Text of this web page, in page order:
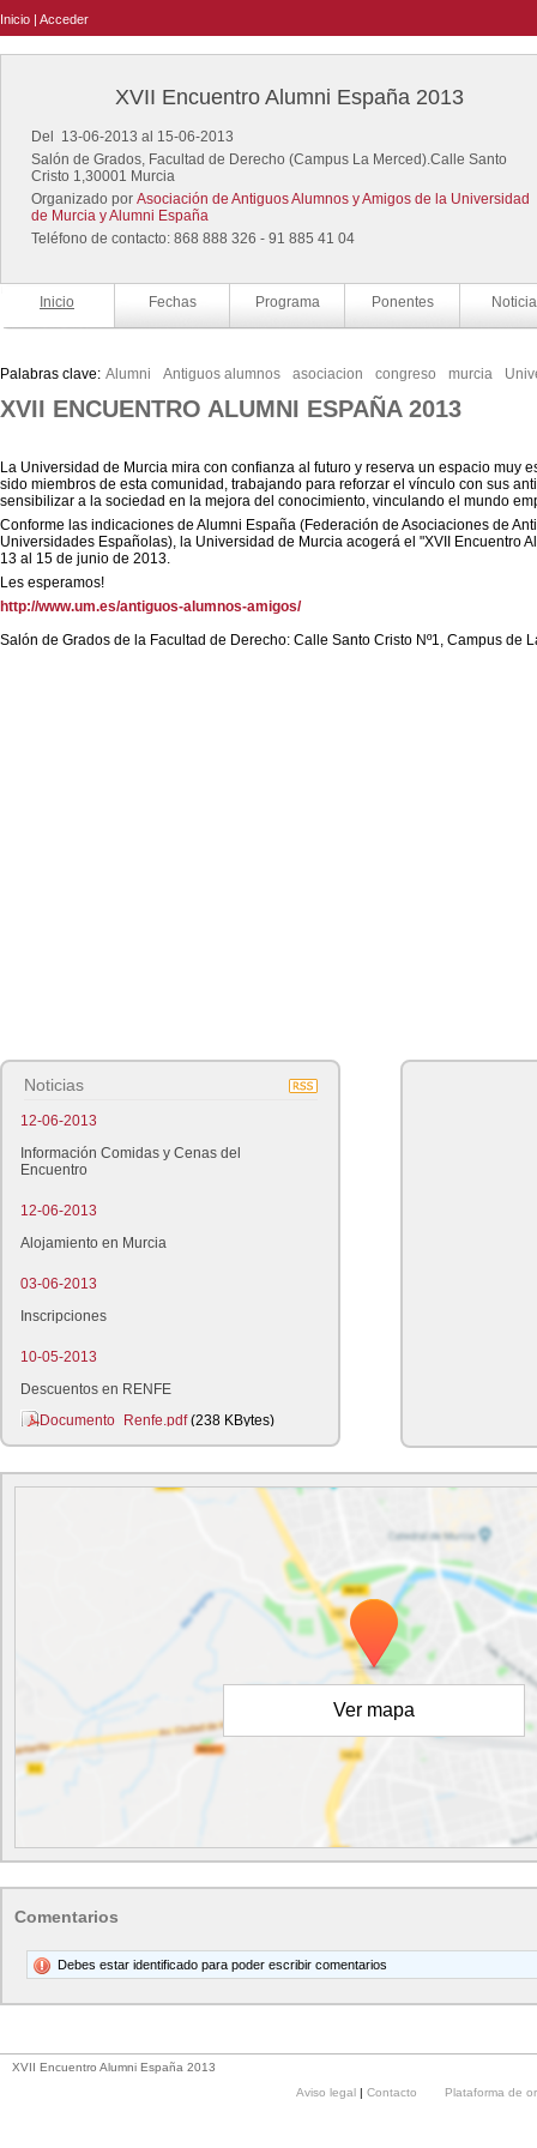
Inicio | Acceder
XVII Encuentro Alumni España 2013
Del 13-06-2013 al 15-06-2013
Salón de Grados, Facultad de Derecho (Campus La Merced).Calle Santo
Cristo 1,30001 Murcia
Organizado por Asociación de Antiguos Alumnos y Amigos de la Universidad
de Murcia y Alumni España
Teléfono de contacto: 868 888 326 - 91 885 41 04
Inicio Fechas Programa Ponentes
Palabras clave: Alumni Antiguos alumnos asociacion congreso murcia
XVII ENCUENTRO ALUMNI ESPAÑA 2013
La Universidad de Murcia mira con confianza al futuro y reserva un espacio muy
sido miembros de esta comunidad, trabajando para reforzar el vínculo con sus
sensibilizar a la sociedad en la mejora del conocimiento, vinculando el mundo
Conforme las indicaciones de Alumni España (Federación de Asociaciones de
Universidades Españolas), la Universidad de Murcia acogerá el "XVII Encuentro
13 al 15 de junio de 2013.
Les esperamos!
http://www.um.es/antiguos-alumnos-amigos/
Salón de Grados de la Facultad de Derecho: Calle Santo Cristo Nº1, Campus de
Noticias
12-06-2013
Información Comidas y Cenas del
Encuentro
12-06-2013
Alojamiento en Murcia
03-06-2013
Inscripciones
10-05-2013
Descuentos en RENFE
Documento_Renfe.pdf(238 KBytes)
Ver mapa
Comentarios
Debes estar identificado para poder escribir comentarios
XVII Encuentro Alumni España 2013
Aviso legal | Contacto Plataforma de